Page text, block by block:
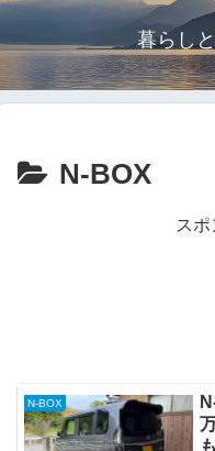
暮らし
N-BOX
スポ
N-BOX